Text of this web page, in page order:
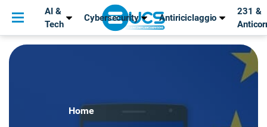
AI &
Tech
Cybersecurity Antiriciclaggio
231 &
Home